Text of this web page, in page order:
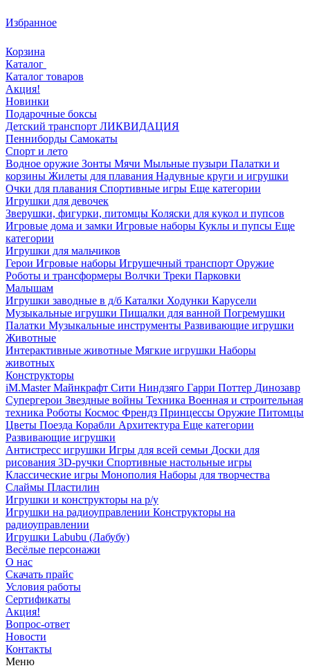
Избранное
Корзина
Каталог
Каталог товаров
Акция!
Новинки
Подарочные боксы
Детский транспорт ЛИКВИДАЦИЯ
Пенниборды Самокаты
Спорт и лето
Водное оружие Зонты Мячи Мыльные пузыри Палатки и
корзины Жилеты для плавания Надувные круги и игрушки
Очки для плавания Спортивные игры Еще категории
Игрушки для девочек
Зверушки, фигурки, питомцы Коляски для кукол и пупсов
Игровые дома и замки Игровые наборы Куклы и пупсы Еще
категории
Игрушки для мальчиков
Герои Игровые наборы Игрушечный транспорт Оружие
Роботы и трансформеры Волчки Треки Парковки
Малышам
Игрушки заводные в д/б Каталки Ходунки Карусели
Музыкальные игрушки Пищалки для ванной Погремушки
Палатки Музыкальные инструменты Развивающие игрушки
Животные
Интерактивные животные Мягкие игрушки Наборы
животных
Конструкторы
iM.Master Майнкрафт Сити Ниндзяго Гарри Поттер Динозавр
Супергерои Звездные войны Техника Военная и строительная
техника Роботы Космос Френдз Принцессы Оружие Питомцы
Цветы Поезда Корабли Архитектура Еще категории
Развивающие игрушки
Антистресс игрушки Игры для всей семьи Доски для
рисования 3D-ручки Спортивные настольные игры
Классические игры Монополия Наборы для творчества
Слаймы Пластилин
Игрушки и конструкторы на р/у
Игрушки на радиоуправлении Конструкторы на
радиоуправлении
Игрушки Labubu (Лабубу)
Весёлые персонажи
О нас
Скачать прайс
Условия работы
Сертификаты
Акция!
Вопрос-ответ
Новости
Контакты
Меню